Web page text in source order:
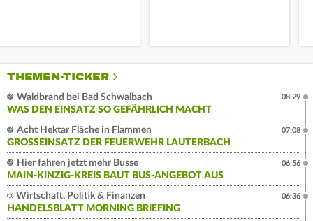
THEMEN-TICKER
Waldbrand bei Bad Schwalbach
WAS DEN EINSATZ SO GEFÄHRLICH MACHT
08:29
Acht Hektar Fläche in Flammen
GROSSEINSATZ DER FEUERWEHR LAUTERBACH
07:08
Hier fahren jetzt mehr Busse
MAIN-KINZIG-KREIS BAUT BUS-ANGEBOT AUS
06:56
Wirtschaft, Politik & Finanzen
HANDELSBLATT MORNING BRIEFING
06:36